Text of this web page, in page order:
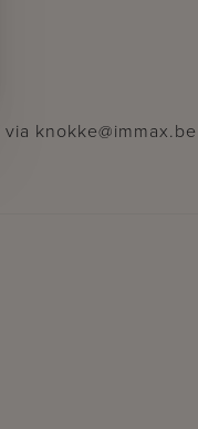
knokke@immax.be